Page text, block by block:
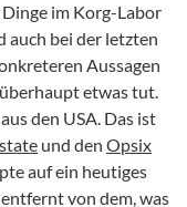
im Korg-Labor
auch bei der letzten
Aussagen
überhaupt etwas tut.
den USA. Das ist
und den Opsix
auf ein heutiges
von dem, was